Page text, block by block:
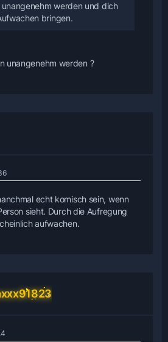
werden und dich
bringen.
unangenehm werden ?
echt komisch sein, wenn
sieht. Durch die Aufregung
aufwachen.